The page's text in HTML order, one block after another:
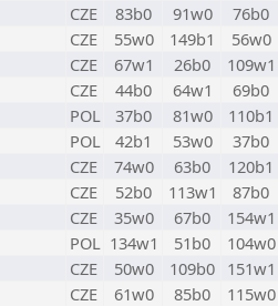
CZE 83b0 91w0
76b0
CZE 55w0 149b1
56w0
CZE 67w1 26b0
109w1
CZE 44b0 64w1
69b0
POL 37b0 81w0
110b1
POL 42b1 53w0
37b0
CZE 74w0 63b0
120b1
CZE 52b0 113w1
87b0
CZE 35w0 67b0
154w1
POL 134w1 51b0
104w0
CZE 50w0 109b0 151w1
CZE 61w0 85b0
115w0